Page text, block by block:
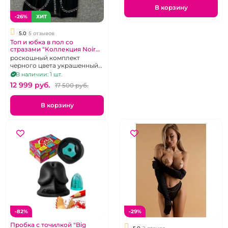
-26% ХИТ
5.0 5 отзывов
Топ и юбка в пол со
стразами "Коллекция Noir
Etoile" размер S
роскошный комплект
черного цвета украшенный
стразами, р 42-44
В наличии: 1 шт.
12 999 pуб. 17 500 pуб.
В корзину
В корзину
-82%
Пробка с точилкой "Big
-29%